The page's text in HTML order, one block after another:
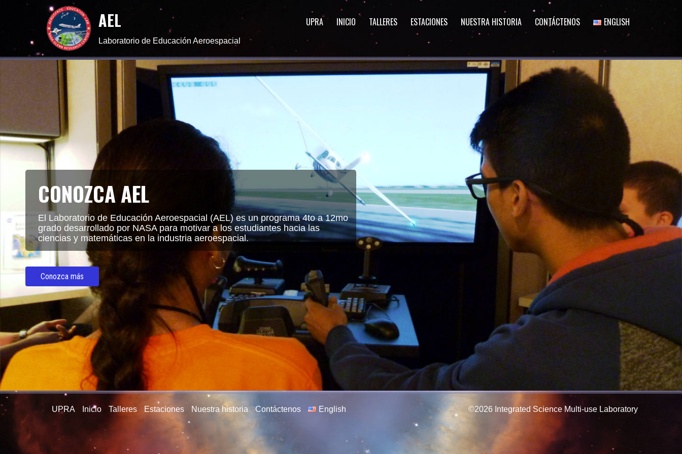
AEL
Laboratorio de Educación Aeroespacial
UPRA INICIO TALLERES ESTACIONES NUESTRA HISTORIA CONTÁCTENOS ENGLISH
CONOZCA AEL
El Laboratorio de Educación Aeroespacial (AEL) es un programa 4to a 12mo
grado desarrollado por NASA para motivar a los estudiantes hacia las
ciencias y matemáticas en la industria aeroespacial.
Conozca más
UPRA Inicio Talleres Estaciones Nuestra historia Contáctenos English ©2026 Integrated Science Multi-use Laboratory